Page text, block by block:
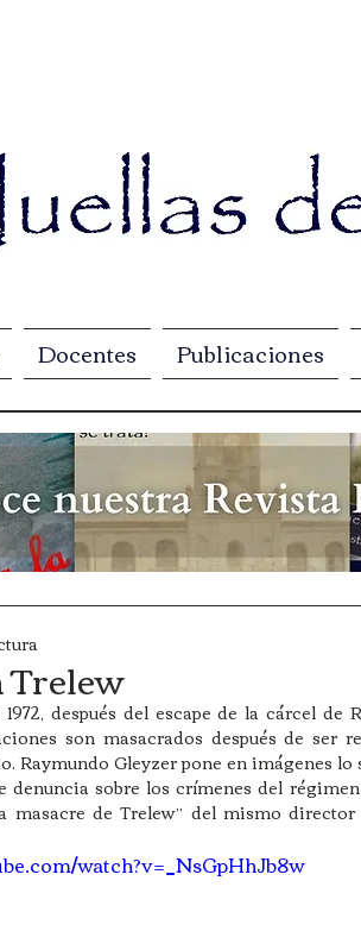
Docentes Publicaciones
Trelew
después del escape de la cárcel de
son masacrados después de ser
Raymundo Gleyzer pone en imágenes
denuncia sobre los crímenes del
de Trelew” del mismo
watch?v=_NsGpHhJb8w